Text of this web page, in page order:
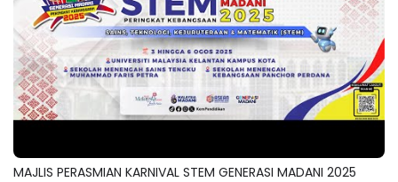
MAJLIS PERASMIAN KARNIVAL STEM GENERASI MADANI 2025